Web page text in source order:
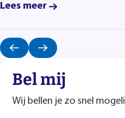
Lees meer
Bel mij
Wij bellen je zo snel